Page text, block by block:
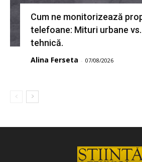
Cum ne monitorizează
telefoane: Mituri urbane
tehnică.
Alina Ferseta - 07/08/2026